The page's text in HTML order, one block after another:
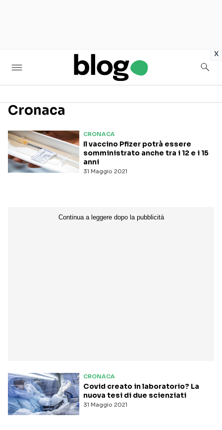
x
Cronaca
CRONACA
31 Maggio 2021
Il vaccino Pfizer potrà essere
somministrato anche tra i 12 e i 15
anni
CRONACA
31 Maggio 2021
Covid creato in laboratorio? La
nuova tesi di due scienziati